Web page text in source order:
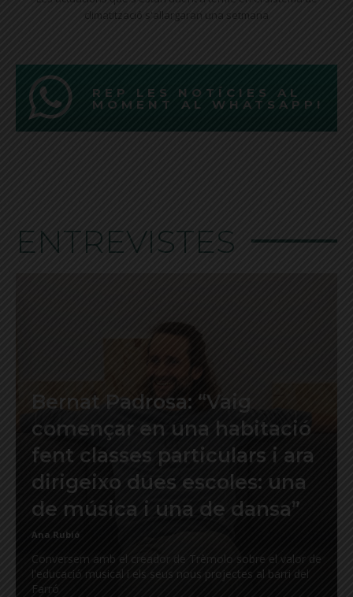
climatització s'allargaran una setmana
REP LES NOTÍCIES AL
MOMENT AL WHATSAPP!
ENTREVISTES
Bernat Padrosa: “Vaig
començar en una habitació
fent classes particulars i ara
dirigeixo dues escoles: una
de música i una de dansa”
Ana Rubió
Conversem amb el creador de Trèmolo sobre el valor de
l'educació musical i els seus nous projectes al barri del
Farró